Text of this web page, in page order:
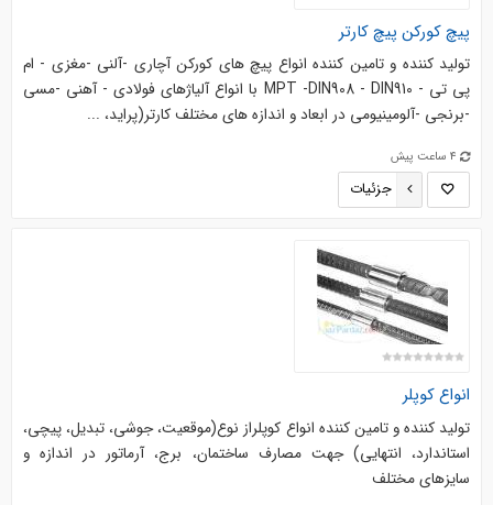
پیچ کورکن پیچ کارتر
تولید کننده و تامین کننده انواع پیچ های کورکن آچاری -آلنی -مغزی - ام
پی تی - MPT -DIN908 - DIN910 با انواع آلیاژهای فولادی - آهنی -مسی
-برنجی -آلومینیومی در ابعاد و اندازه های مختلف کارتر(پراید، ...
4 ساعت پیش
جزئیات
انواع کوپلر
تولید کننده و تامین کننده انواع کوپلراز نوع(موقعیت، جوشی، تبدیل، پیچی،
استاندارد، انتهایی) جهت مصارف ساختمان، برج، آرماتور در اندازه و
سایزهای مختلف